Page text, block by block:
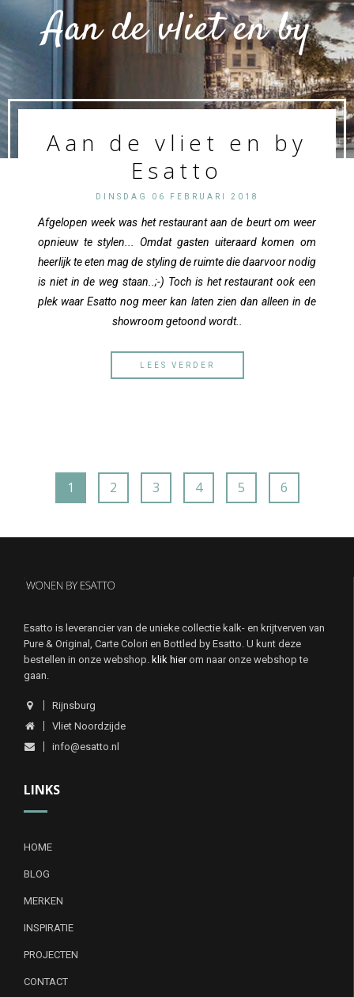
Aan de vliet en by
Esatto
Aan de vliet en by
Esatto
DINSDAG 06 FEBRUARI 2018
Afgelopen week was het restaurant aan de beurt om weer
opnieuw te stylen... Omdat gasten uiteraard komen om
heerlijk te eten mag de styling de ruimte die daarvoor nodig
is niet in de weg staan..;-) Toch is het restaurant ook een
plek waar Esatto nog meer kan laten zien dan alleen in de
showroom getoond wordt..
LEES VERDER
1 2 3 4 5 6
Esatto is leverancier van de unieke collectie kalk- en krijtverven van
Pure & Original, Carte Colori en Bottled by Esatto. U kunt deze
bestellen in onze webshop. klik hierom naar onze webshop te
gaan.
Rijnsburg
Vliet Noordzijde
info@esatto.nl
LINKS
HOME
BLOG
MERKEN
INSPIRATIE
PROJECTEN
CONTACT